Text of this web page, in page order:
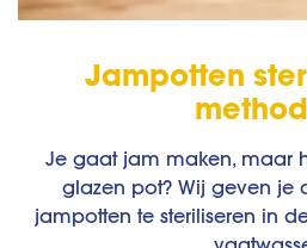
Jampotten
Je gaat jam maken, maar
glazen pot? Wij geven je
jampotten te steriliseren in